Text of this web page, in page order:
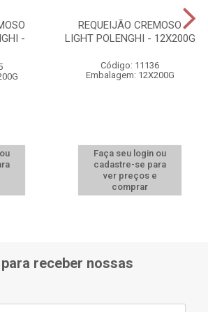
-
REQUEIJÃO CREMOSO
LIGHT POLENGHI - 12X200G
Código: 11136
Embalagem: 12X200G
Faça seu login ou
cadastre-se para
ver preços e
comprar
receber nossas